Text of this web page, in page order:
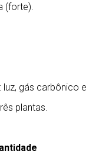
(forte).
gás carbônico e
plantas.